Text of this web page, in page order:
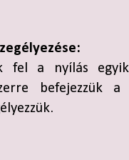
fel a nyílás
befejezzük